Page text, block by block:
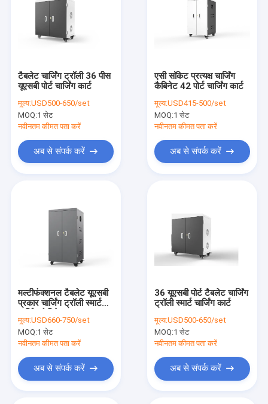
वीआर दिखाएँ
हमारे बारे में
गुणवत्ता नियंत्रण
हमसे संपर्क करें
समाचार
टैबलेट चार्जिंग ट्रॉली 36 पीस
यूएसबी पोर्ट चार्जिंग कार्ट
मूल्य:USD500-650/set
MOQ:1 सेट
नवीनतम कीमत पता करें
अब से संपर्क करें
एसी सॉकेट प्रत्यक्ष चार्जिंग
कैबिनेट 42 पोर्ट चार्जिंग कार्ट
मूल्य:USD415-500/set
MOQ:1 सेट
नवीनतम कीमत पता करें
अब से संपर्क करें
मल्टीफंक्शनल टैबलेट यूएसबी
प्रकार चार्जिंग ट्रॉली स्मार्ट
मूल्य:USD660-750/set
MOQ:1 सेट
नवीनतम कीमत पता करें
अब से संपर्क करें
36 यूएसबी पोर्ट टैबलेट चार्जिंग
ट्रॉली स्मार्ट चार्जिंग कार्ट
मूल्य:USD500-650/set
MOQ:1 सेट
नवीनतम कीमत पता करें
अब से संपर्क करें